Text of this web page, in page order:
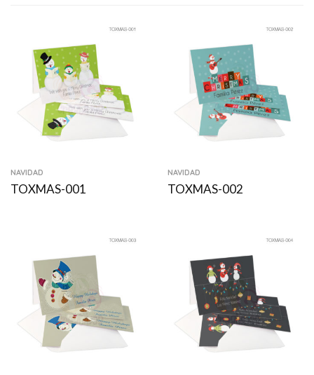
NAVIDAD
TOXMAS-001
NAVIDAD
TOXMAS-002